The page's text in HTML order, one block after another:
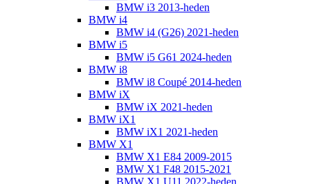
BMW i3 2013-heden
BMW i4
BMW i4 (G26) 2021-heden
BMW i5
BMW i5 G61 2024-heden
BMW i8
BMW i8 Coupé 2014-heden
BMW iX
BMW iX 2021-heden
BMW iX1
BMW iX1 2021-heden
BMW X1
BMW X1 E84 2009-2015
BMW X1 F48 2015-2021
BMW X1 U11 2022-heden